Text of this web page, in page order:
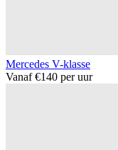
Mercedes V-klasse
Vanaf €140 per uur